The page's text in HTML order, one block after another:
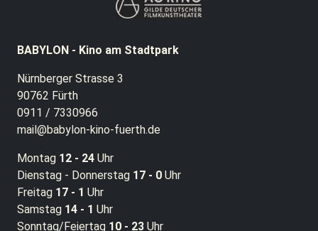
BABYLON - Kino am Stadtpark
Nürnberger Strasse 3
90762 Fürth
0911 / 7330966
mail@babylon-kino-fuerth.de
Montag 12 - 24 Uhr
Dienstag - Donnerstag 17 - 0 Uhr
Freitag 17 - 1 Uhr
Samstag 14 - 1 Uhr
Sonntag/Feiertag 10 - 23 Uhr